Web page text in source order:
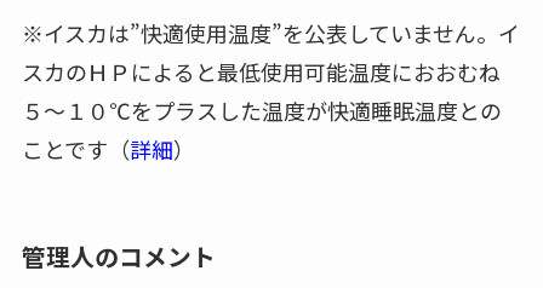
※イスカは”快適使用温度”を公表していません。イ
スカのＨＰによると最低使用可能温度におおむね
５～１０℃をプラスした温度が快適睡眠温度との
ことです（詳細）
管理人のコメント